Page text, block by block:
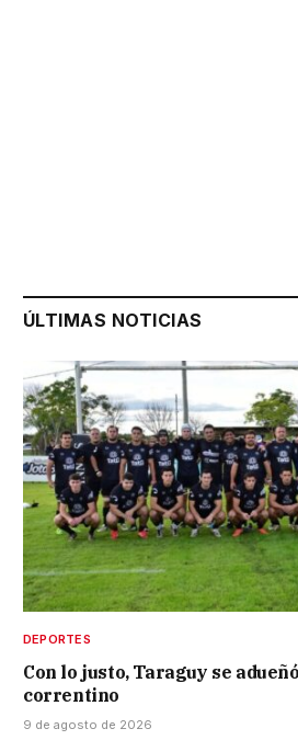
ÚLTIMAS NOTICIAS
DEPORTES
Con lo justo, Taraguy se
correntino
9 de agosto de 2026